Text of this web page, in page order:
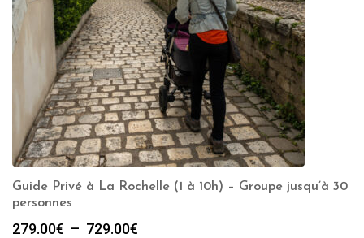
Guide Privé à La Rochelle (1 à 10h) – Groupe jusqu’à 30
personnes
279.00€ – 729.00€